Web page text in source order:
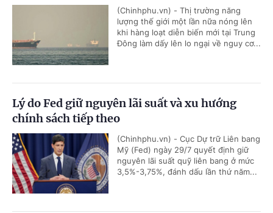
(Chinhphu.vn) - Thị trường năng
lượng thế giới một lần nữa nóng lên
khi hàng loạt diễn biến mới tại Trung
Đông làm dấy lên lo ngại về nguy cơ...
Lý do Fed giữ nguyên lãi suất và xu hướng
chính sách tiếp theo
(Chinhphu.vn) - Cục Dự trữ Liên bang
Mỹ (Fed) ngày 29/7 quyết định giữ
nguyên lãi suất quỹ liên bang ở mức
3,5%-3,75%, đánh dấu lần thứ năm...